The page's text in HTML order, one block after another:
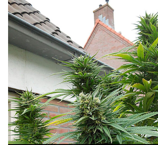
NAJLEPSZE OKAZJE
PROMOCJA TYGODNIA
Dla Początkujących
Indoor w Domu
Outdoor na Dworze
Półautomaty Outdoor